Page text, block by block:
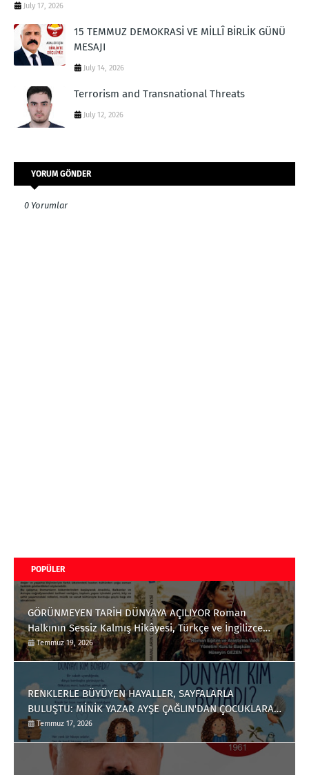
July 17, 2026
15 TEMMUZ DEMOKRASİ VE MİLLÎ BİRLİK GÜNÜ
MESAJI
July 14, 2026
Terrorism and Transnational Threats
July 12, 2026
YORUM GÖNDER
0 Yorumlar
POPÜLER
GÖRÜNMEYEN TARİH DÜNYAYA AÇILIYOR Roman
Halkının Sessiz Kalmış Hikâyesi, Türkçe ve İngilizce
Olarak Okuyucuyla Buluştu
Temmuz 19, 2026
RENKLERLE BÜYÜYEN HAYALLER, SAYFALARLA
BULUŞTU: MİNİK YAZAR AYŞE ÇAĞLIN'DAN ÇOCUKLARA
ANLAMLI BİR ESER
Temmuz 17, 2026